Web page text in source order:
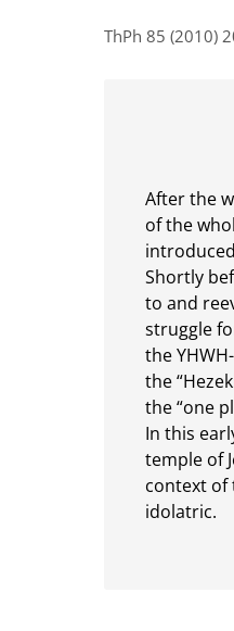
ThPh 85 (2010)
After the
of the
Shortly
to and
struggle
the
the
the “one
In this
temple of
context of
idolatric.